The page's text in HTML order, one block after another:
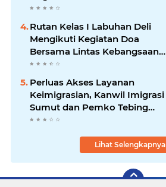
Penuh Khidmat
Rutan Kelas I Labuhan Deli
Mengikuti Kegiatan Doa
Bersama Lintas Kebangsaan
dan Kick Off Semarak HUT RI
ke-80
Perluas Akses Layanan
Keimigrasian, Kanwil Imigrasi
Sumut dan Pemko Tebing
Tinggi Teken Perjanjian Pinjam
Lihat Selengkapnya